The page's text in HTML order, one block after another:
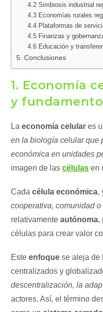
4.2 Simbiosis industrial
4.3 Economías rurales
4.4 Plataformas de
4.5 Finanzas y
4.6 Educación y
5. Conclusiones
1. Economía
y
Laeconomía celular es
en la biología celular que
económica en unidades
imagen de lascélulas en
Cadacélula económica,
cooperativa, comunidad
relativamenteautónoma,
células para crear valor
Esteenfoque se aleja de
centralizados y
descentralización, la
actores. Así, el término